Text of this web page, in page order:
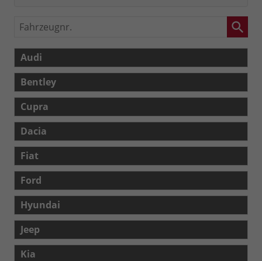
Fahrzeugnr.
Audi
Bentley
Cupra
Dacia
Fiat
Ford
Hyundai
Jeep
Kia